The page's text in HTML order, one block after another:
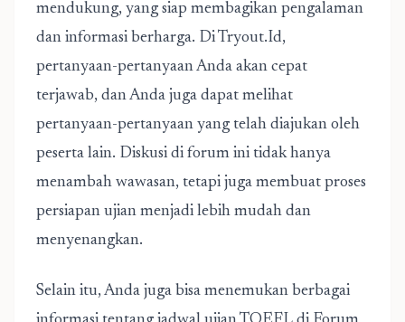
mendukung, yang siap membagikan pengalaman
dan informasi berharga. Di Tryout.Id,
pertanyaan-pertanyaan Anda akan cepat
terjawab, dan Anda juga dapat melihat
pertanyaan-pertanyaan yang telah diajukan oleh
peserta lain. Diskusi di forum ini tidak hanya
menambah wawasan, tetapi juga membuat proses
persiapan ujian menjadi lebih mudah dan
menyenangkan.
Selain itu, Anda juga bisa menemukan berbagai